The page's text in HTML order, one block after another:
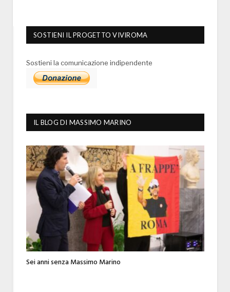
SOSTIENI IL PROGETTO VIVIROMA
Sostieni la comunicazione indipendente
IL BLOG DI MASSIMO MARINO
Sei anni senza Massimo Marino